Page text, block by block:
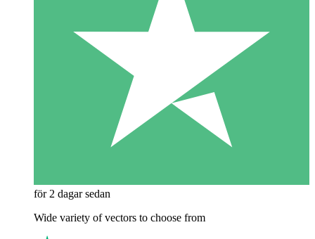
för 2 dagar sedan
Wide variety of vectors to choose from